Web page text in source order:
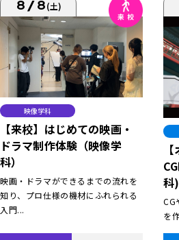
8/8(土)
映像学科
【来校】はじめての映画・
ドラマ制作体験（映像学
科）
映画・ドラマができるまでの流れを
知り、プロ仕様の機材にふれられる
入門...
科)
CG
を